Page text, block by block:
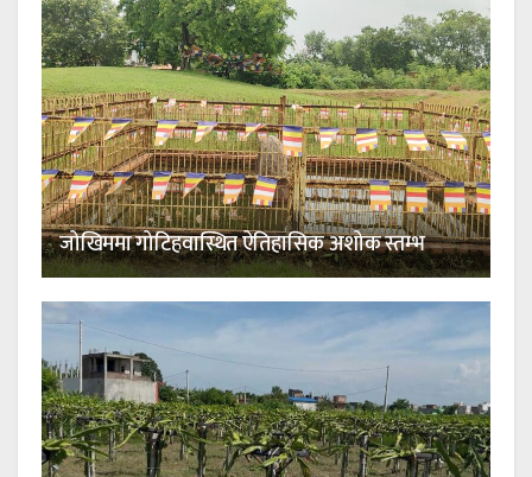
जोखिममा गोटिहवास्थित ऐतिहासिक अशोक स्तम्भ